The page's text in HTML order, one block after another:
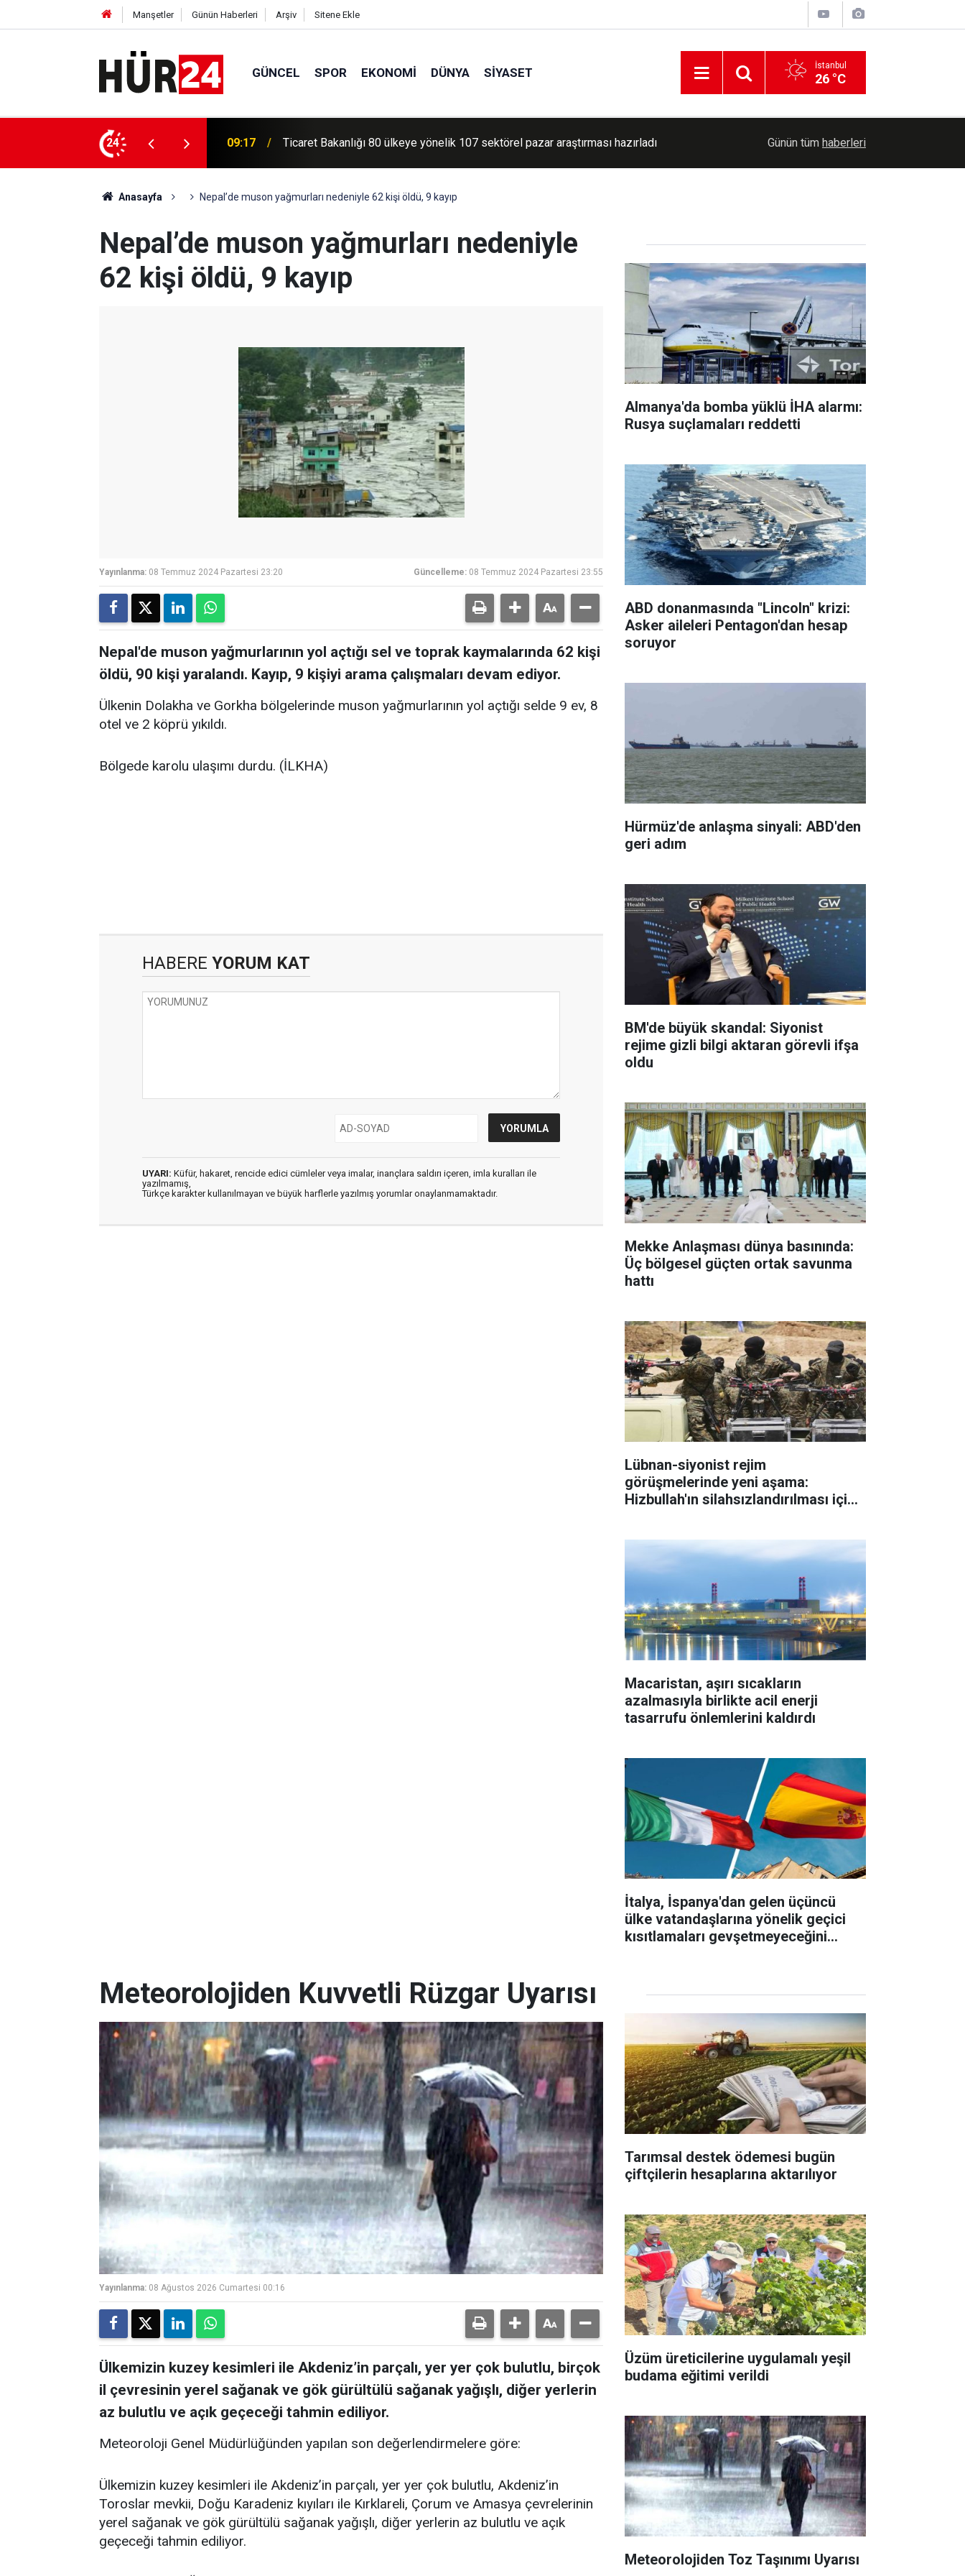
Manşetler Günün Haberleri Arşiv Sitene Ekle
GÜNCEL SPOR EKONOMI DÜNYA SIYASET İstanbul
26 °C
24 09:17 Ticaret Bakanlığı 80 ülkeye yönelik 107 sektörel pazar araştırması hazırladı Diyarbakır merkezli 8 ilde siber zorbalık
Günün tüm haberleri
Anasayfa Nepal’de muson yağmurları nedeniyle 62 kişi öldü, 9 kayıp
Nepal’de muson yağmurları nedeniyle
62 kişi öldü, 9 kayıp
Yayınlanma: 08 Temmuz 2024 Pazartesi 23:20 Güncelleme: 08 Temmuz 2024 Pazartesi 23:55
Nepal'de muson yağmurlarının yol açtığı sel ve toprak kaymalarında 62 kişi
öldü, 90 kişi yaralandı. Kayıp, 9 kişiyi arama çalışmaları devam ediyor.
Ülkenin Dolakha ve Gorkha bölgelerinde muson yağmurlarının yol açtığı selde 9 ev, 8
otel ve 2 köprü yıkıldı.
Bölgede karolu ulaşımı durdu. (İLKHA)
HABERE YORUM KAT
UYARI: Küfür, hakaret, rencide edici cümleler veya imalar, inançlara saldırı içeren, imla kuralları ile
yazılmamış,
Türkçe karakter kullanılmayan ve büyük harflerle yazılmış yorumlar onaylanmamaktadır.
Almanya'da bomba yüklü İHA alarmı:
Rusya suçlamaları reddetti
ABD donanmasında "Lincoln" krizi:
Asker aileleri Pentagon'dan hesap
soruyor
Hürmüz'de anlaşma sinyali: ABD'den
geri adım
BM'de büyük skandal: Siyonist
rejime gizli bilgi aktaran görevli ifşa
oldu
Mekke Anlaşması dünya basınında:
Üç bölgesel güçten ortak savunma
hattı
Lübnan-siyonist rejim
görüşmelerinde yeni aşama:
Hizbullah'ın silahsızlandırılması için
Macaristan, aşırı sıcakların
azalmasıyla birlikte acil enerji
tasarrufu önlemlerini kaldırdı
İtalya, İspanya'dan gelen üçüncü
ülke vatandaşlarına yönelik geçici
kısıtlamaları gevşetmeyeceğini
Meteorolojiden Kuvvetli Rüzgar Uyarısı
Yayınlanma: 08 Ağustos 2026 Cumartesi 00:16
Ülkemizin kuzey kesimleri ile Akdeniz’in parçalı, yer yer çok bulutlu, birçok
il çevresinin yerel sağanak ve gök gürültülü sağanak yağışlı, diğer yerlerin
az bulutlu ve açık geçeceği tahmin ediliyor.
Meteoroloji Genel Müdürlüğünden yapılan son değerlendirmelere göre:
Ülkemizin kuzey kesimleri ile Akdeniz’in parçalı, yer yer çok bulutlu, Akdeniz’in
Toroslar mevkii, Doğu Karadeniz kıyıları ile Kırklareli, Çorum ve Amasya çevrelerinin
yerel sağanak ve gök gürültülü sağanak yağışlı, diğer yerlerin az bulutlu ve açık
geçeceği tahmin ediliyor.
Tarımsal destek ödemesi bugün
çiftçilerin hesaplarına aktarılıyor
Üzüm üreticilerine uygulamalı yeşil
budama eğitimi verildi
Meteorolojiden Toz Taşınımı Uyarısı